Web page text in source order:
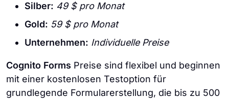
Silber: 49 $ pro Monat
Gold: 59 $ pro Monat
Unternehmen: Individuelle Preise
Cognito Forms Preise sind flexibel und beginnen
mit einer kostenlosen Testoption für
grundlegende Formularerstellung, die bis zu 500